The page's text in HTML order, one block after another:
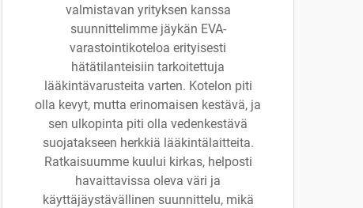
valmistavan yrityksen kanssa
suunnittelimme jäykän EVA-
varastointikoteloa erityisesti
hätätilanteisiin tarkoitettuja
lääkintävarusteita varten. Kotelon piti
olla kevyt, mutta erinomaisen kestävä, ja
sen ulkopinta piti olla vedenkestävä
suojatakseen herkkiä lääkintälaitteita.
Ratkaisuumme kuului kirkas, helposti
havaittavissa oleva väri ja
käyttäjäystävällinen suunnittelu, mikä